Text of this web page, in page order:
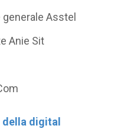
generale Asstel
Anie Sit
della digital